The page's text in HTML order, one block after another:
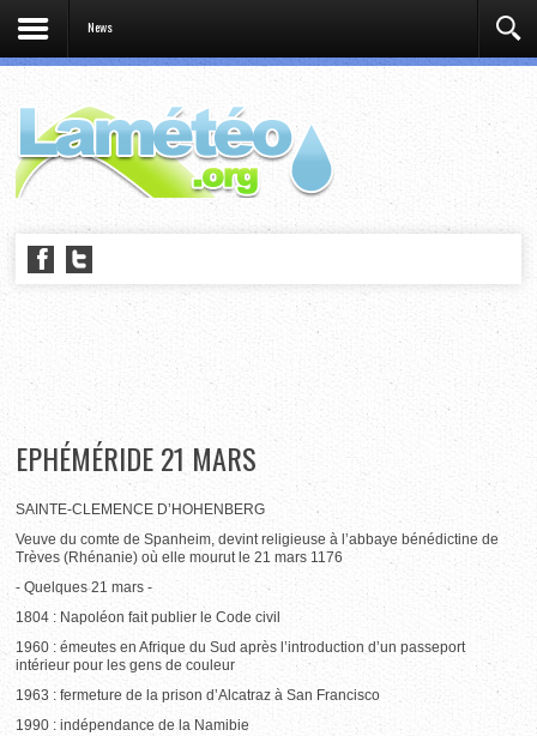
News
EPHÉMÉRIDE 21 MARS
SAINTE-CLEMENCE D’HOHENBERG
Veuve du comte de Spanheim, devint religieuse à l’abbaye bénédictine de
Trèves (Rhénanie) où elle mourut le 21 mars 1176
- Quelques 21 mars -
1804 : Napoléon fait publier le Code civil
1960 : émeutes en Afrique du Sud après l’introduction d’un passeport
intérieur pour les gens de couleur
1963 : fermeture de la prison d’Alcatraz à San Francisco
1990 : indépendance de la Namibie